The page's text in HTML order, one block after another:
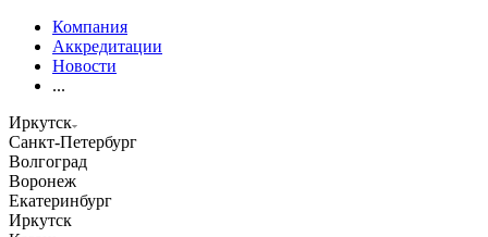
Компания
Аккредитации
Новости
...
Иркутск
Санкт-Петербург
Волгоград
Воронеж
Екатеринбург
Иркутск